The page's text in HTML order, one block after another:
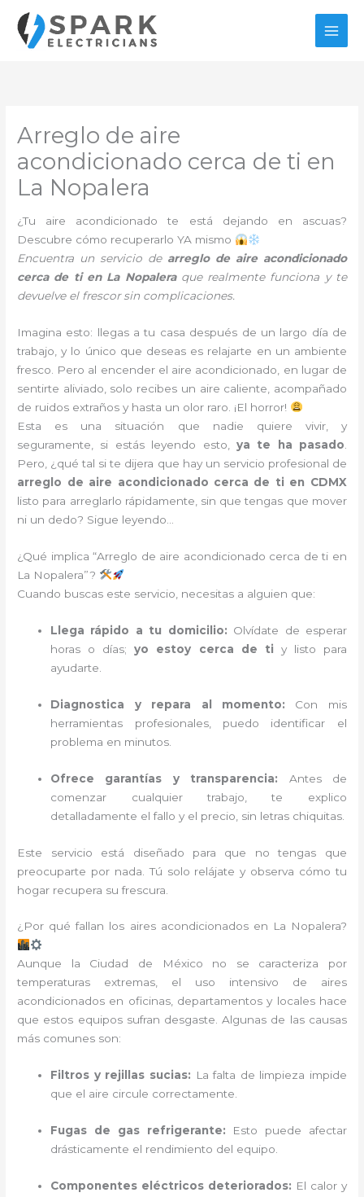
contenido
Arreglo de aire
acondicionado cerca de ti en
La Nopalera
¿Tu aire acondicionado te está dejando en ascuas?
Descubre cómo recuperarlo YA mismo
Encuentra un servicio de arreglo de aire acondicionado
cerca de ti en La Nopalera que realmente funciona y te
devuelve el frescor sin complicaciones.
Imagina esto: llegas a tu casa después de un largo día de
trabajo, y lo único que deseas es relajarte en un ambiente
fresco. Pero al encender el aire acondicionado, en lugar de
sentirte aliviado, solo recibes un aire caliente, acompañado
de ruidos extraños y hasta un olor raro. ¡El horror!
Esta es una situación que nadie quiere vivir, y
seguramente, si estás leyendo esto, ya te ha pasado
Pero, ¿qué tal si te dijera que hay un servicio profesional de
arreglo de aire acondicionado cerca de ti en CDMX
listo para arreglarlo rápidamente, sin que tengas que mover
ni un dedo? Sigue leyendo…
¿Qué implica “Arreglo de aire acondicionado cerca de ti en
La Nopalera”?
Cuando buscas este servicio, necesitas a alguien que:
Llega rápido a tu domicilio: Olvídate de esperar
horas o días;yo estoy cerca de ti y listo para
ayudarte.
Diagnostica y repara al momento: Con mis
herramientas profesionales, puedo identificar el
problema en minutos.
Ofrece garantías y transparencia: Antes de
comenzar cualquier trabajo, te explico
detalladamente el fallo y el precio, sin letras chiquitas.
Este servicio está diseñado para que no tengas que
preocuparte por nada. Tú solo relájate y observa cómo tu
hogar recupera su frescura.
¿Por qué fallan los aires acondicionados en La Nopalera?
Aunque la Ciudad de México no se caracteriza por
temperaturas extremas, el uso intensivo de aires
acondicionados en oficinas, departamentos y locales hace
que estos equipos sufran desgaste. Algunas de las causas
más comunes son:
Filtros y rejillas sucias: La falta de limpieza impide
que el aire circule correctamente.
Fugas de gas refrigerante: Esto puede afectar
drásticamente el rendimiento del equipo.
Componentes eléctricos deteriorados: El calor y